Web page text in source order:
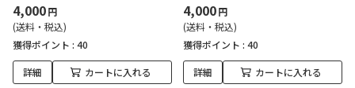
4,000円
(送料・税込)
獲得ポイント : 40
詳細 カートに入れる
4,000円
(送料・税込)
獲得ポイント : 40
詳細 カートに入れる